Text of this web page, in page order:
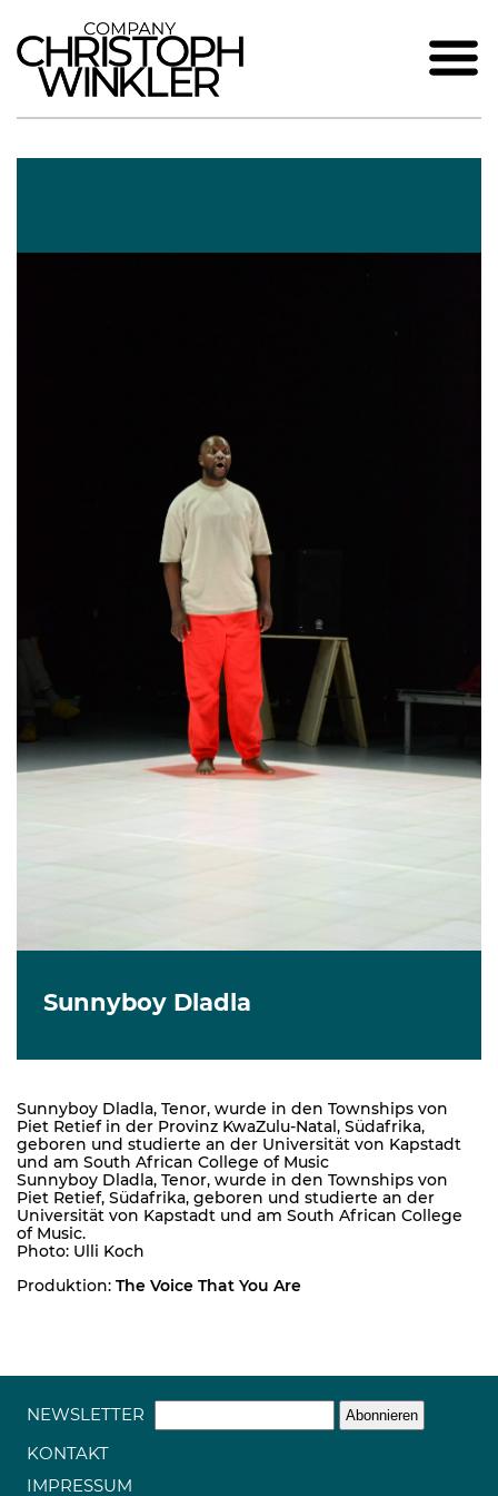
Sunnyboy Dladla
Sunnyboy Dladla, Tenor, wurde in den Townships von
Piet Retief in der Provinz KwaZulu-Natal, Südafrika,
geboren und studierte an der Universität von Kapstadt
und am South African College of Music
Sunnyboy Dladla, Tenor, wurde in den Townships von
Piet Retief, Südafrika, geboren und studierte an der
Universität von Kapstadt und am South African College
of Music.
Photo: Ulli Koch
Produktion: The Voice That You Are
NEWSLETTER
KONTAKT
IMPRESSUM